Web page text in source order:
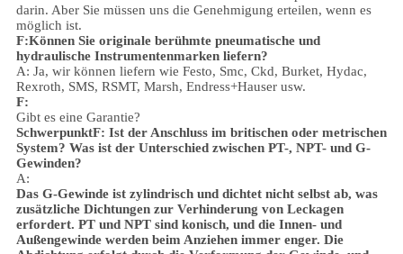
darin. Aber Sie müssen uns die Genehmigung erteilen, wenn es
möglich ist.
F:Können Sie originale berühmte pneumatische und
hydraulische Instrumentenmarken liefern?
A: Ja, wir können liefern wie Festo, Smc, Ckd, Burket, Hydac,
Rexroth, SMS, RSMT, Marsh, Endress+Hauser usw.
F:
Gibt es eine Garantie?
SchwerpunktF: Ist der Anschluss im britischen oder metrischen
System? Was ist der Unterschied zwischen PT-, NPT- und G-
Gewinden?
A:
Das G-Gewinde ist zylindrisch und dichtet nicht selbst ab, was
zusätzliche Dichtungen zur Verhinderung von Leckagen
erfordert. PT und NPT sind konisch, und die Innen- und
Außengewinde werden beim Anziehen immer enger. Die